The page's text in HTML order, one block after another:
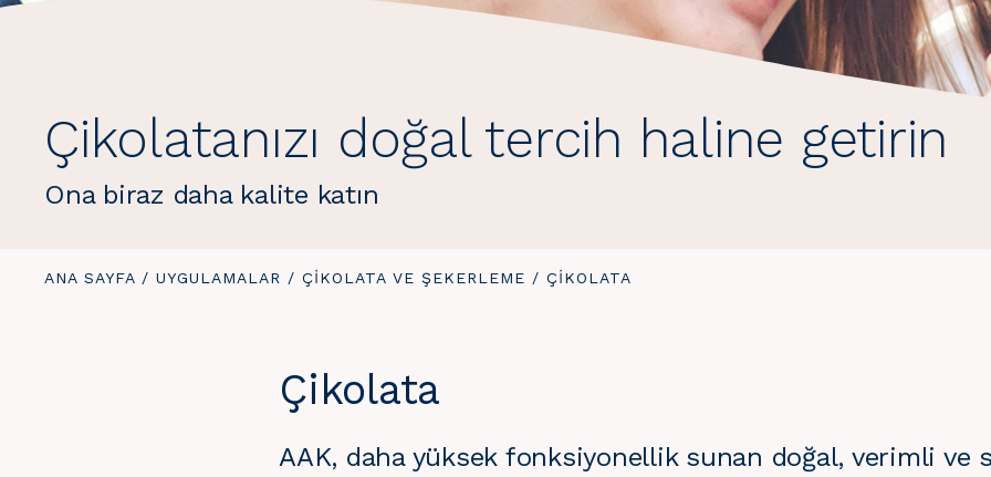
Çikolatanızı doğal tercih haline getirin
Ona biraz daha kalite katın
BURADASINIZ:
ANA SAYFA / UYGULAMALAR / ÇIKOLATA VE ŞEKERLEME / BURADASINIZ:
ÇIKOLATA
Çikolata
AAK, daha yüksek fonksiyonellik sunan doğal, verimli ve